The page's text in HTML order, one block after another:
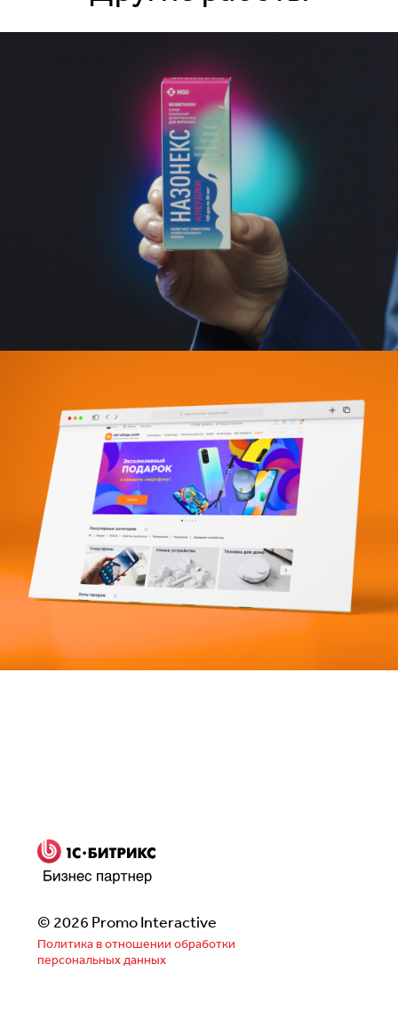
© 2026 Promo Interactive
Политика в отношении обработки
персональных данных